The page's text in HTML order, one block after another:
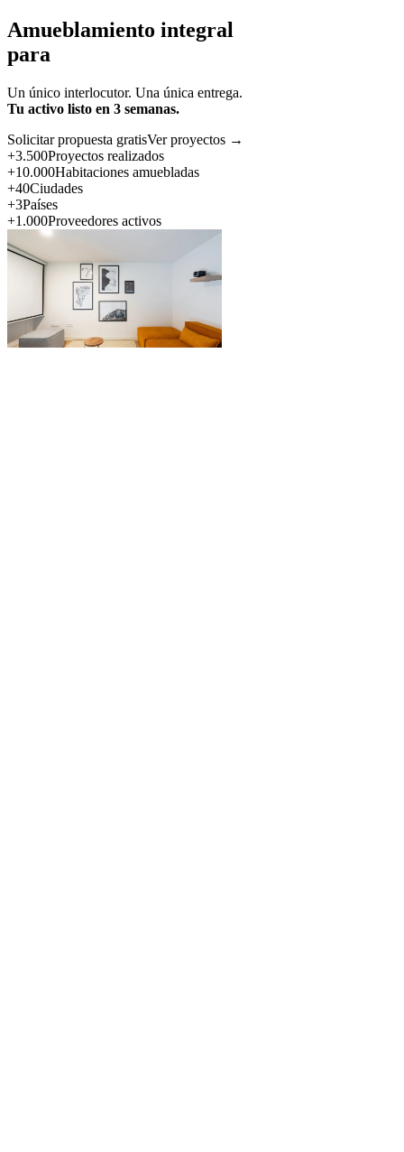
Amueblamiento integral
para
Un único interlocutor. Una única entrega.
Tu activo listo en 3 semanas.
Solicitar propuesta gratisVer proyectos →
+3.500Proyectos realizados
+10.000Habitaciones amuebladas
+40Ciudades
+3Países
+1.000Proveedores activos